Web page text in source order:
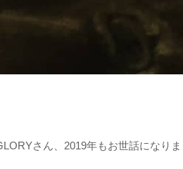
さん、2019年もお世話になり